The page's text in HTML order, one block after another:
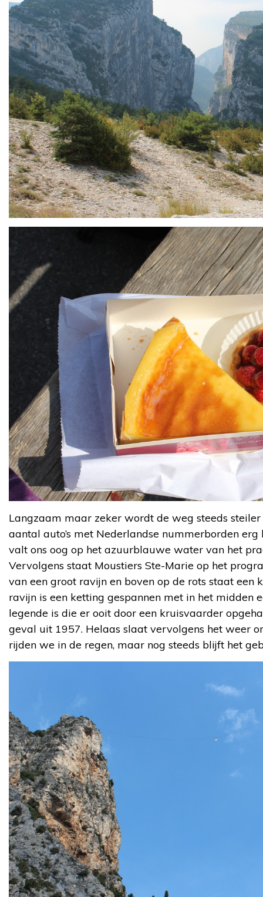
Langzaam maar zeker wordt de weg steeds
aantal auto’s met Nederlandse nummerborden
valt ons oog op het azuurblauwe water van het
Vervolgens staat Moustiers Ste-Marie op het
van een groot ravijn en boven op de rots staat een
ravijn is een ketting gespannen met in het midden
legende is die er ooit door een kruisvaarder
geval uit 1957. Helaas slaat vervolgens het weer
rijden we in de regen, maar nog steeds blijft het